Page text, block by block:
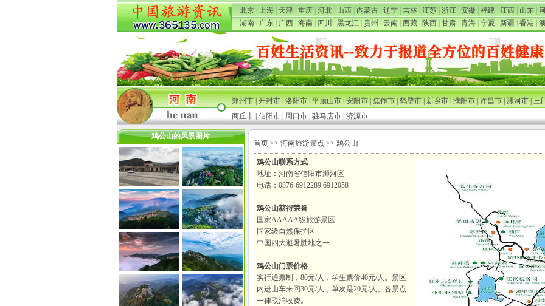
北京 上海 天津 重庆 河北 山西 内蒙古 辽宁 吉林 江苏 浙江 安徽 福建 江西 山东
湖南
广东 广西 海南 四川 黑龙江 贵州 云南 西藏 陕西 甘肃 青海 宁夏 新疆 香港
郑州市|开封市|洛阳市|平顶山市|安阳市|焦作市|鹤壁市|新乡市|濮阳市|许昌市|漯河市|三
商丘市 信阳市 周口市 驻马店市 济源市
鸡公山的风景图片
首页 >> 河南旅游景点 >> 鸡公山
鸡公山联系方式
地址：河南省信阳市浉河区
电话：0376-6912289 6912058
鸡公山获得荣誉
国家AAAAA级旅游景区
国家级自然保护区
中国四大避暑胜地之一
鸡公山门票价格
实行通票制，80元/人，学生票价40元/人。景区
内进山车来回30元/人，单次是20元/人。各景点
一律取消收费。